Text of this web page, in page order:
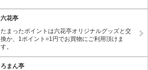
六花亭
たまったポイントは六花亭オリジナルグッズと交
換か、1ポイント=1円でお買物にご利用頂けま
す。
ろまん亭